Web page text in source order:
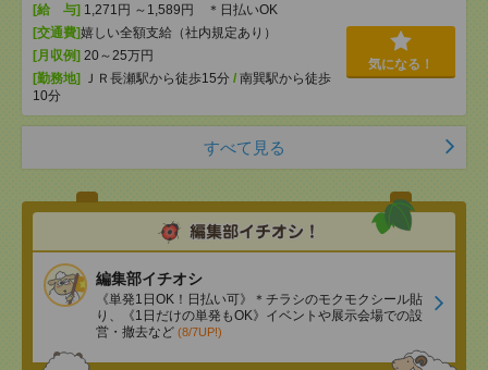
[給 与] 1,271円 ～1,589円 ＊日払いOK
[交通費]嬉しい全額支給（社内規定あり）
[月収例] 20～25万円
[勤務地]
ＪＲ長瀬駅から徒歩15分 / 南巽駅から徒歩
10分
気になる！
すべて見る
編集部イチオシ
《単発1日OK！日払い可》＊チラシのモクモクシール貼
り、《1日だけの単発もOK》イベントや展示会場での設
営・撤去など (8/7UP!)